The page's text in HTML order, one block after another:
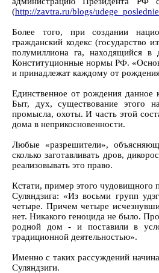
(http://zavtra.ru/blogs/
Более того, при создании
гражданский кодекс (государство
полумиллиона га, находящийся
Конституционные нормы РФ.
и принадлежат каждому от
Единственное от рождения данное
Быт, дух, существование этого
промысла, охоты. И часть этой
дома в неприкосновенности.
Любые «разрешители»,
сколько заготавливать дров,
реализовывать это право.
Кстати, пример этого чудовищного
Суляндзига: «Из восьми групп
четыре. Причем четыре
нет. Никакого геноцида не было.
родной дом - и поставили в
традиционной деятельностью».
Именно с таких рассуждений
Суляндзиги.